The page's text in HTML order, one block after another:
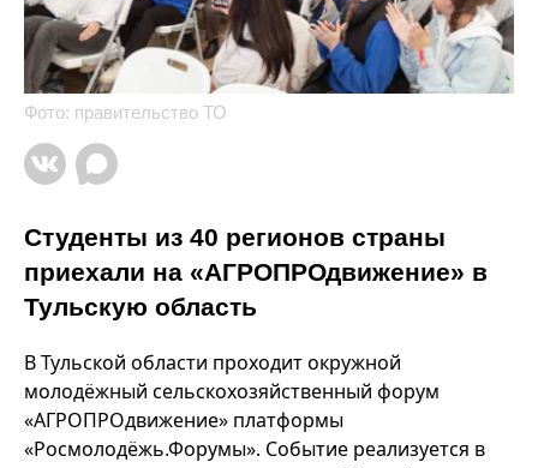
Фото: правительство ТО
Студенты из 40 регионов страны
приехали на «АГРОПРОдвижение» в
Тульскую область
В Тульской области проходит окружной
молодёжный сельскохозяйственный форум
«АГРОПРОдвижение» платформы
«Росмолодёжь.Форумы». Событие реализуется в